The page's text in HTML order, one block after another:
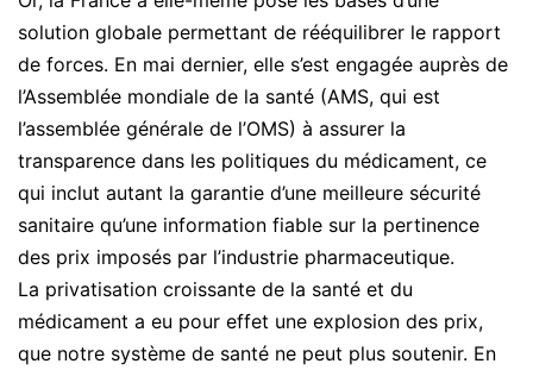
solution globale permettant de rééquilibrer le rapport
de forces. En mai dernier, elle s’est engagée auprès de
l’Assemblée mondiale de la santé (AMS, qui est
l’assemblée générale de l’OMS) à assurer la
transparence dans les politiques du médicament, ce
qui inclut autant la garantie d’une meilleure sécurité
sanitaire qu’une information fiable sur la pertinence
des prix imposés par l’industrie pharmaceutique.
La privatisation croissante de la santé et du
médicament a eu pour effet une explosion des prix,
que notre système de santé ne peut plus soutenir. En